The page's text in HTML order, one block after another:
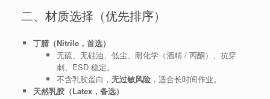
二、材质选择（优先排序）
丁腈（Nitrile，首选）
无硫、无硅油、低尘、耐化学（酒精 / 丙酮）、抗穿
刺、ESD 稳定。
不含乳胶蛋白， 无过敏风险，适合长时间作业。
天然乳胶（Latex，备选）